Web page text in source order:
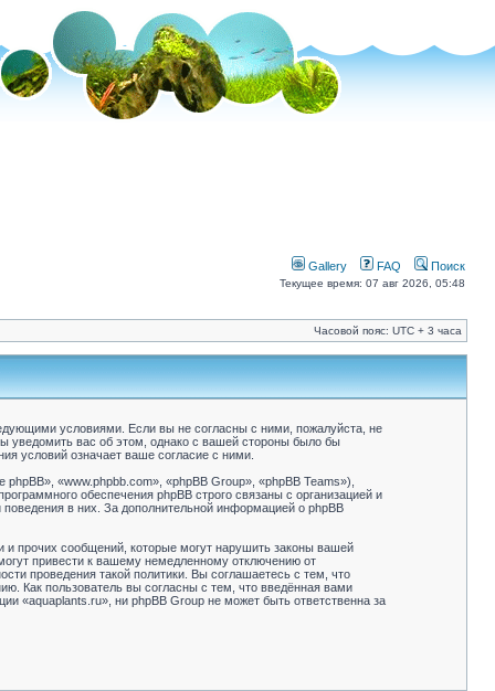
Gallery FAQ Поиск
Текущее время: 07 авг 2026, 05:48
Часовой пояс: UTC + 3 часа
условиями. Если вы не согласны с ними, пожалуйста, не
уведомить вас об этом, однако с вашей стороны было бы
условий означает ваше согласие с ними.
«www.phpbb.com», «phpBB Group», «phpBB Teams»),
обеспечения phpBB строго связаны с организацией и
в них. За дополнительной информацией о phpBB
прочих сообщений, которые могут нарушить законы вашей
привести к вашему немедленному отключению от
проведения такой политики. Вы соглашаетесь с тем, что
Как пользователь вы согласны с тем, что введённая вами
«aquaplants.ru», ни phpBB Group не может быть ответственна за